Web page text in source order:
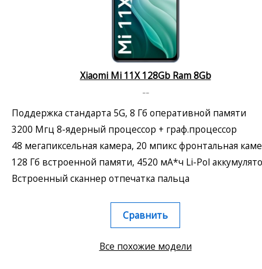
Xiaomi Mi 11X 128Gb Ram 8Gb
--
Поддержка стандарта 5G, 8 Гб оперативной памяти
3200 Мгц 8-ядерный процессор + граф.процессор
48 мегапиксельная камера, 20 мпикс фронтальная
128 Гб встроенной памяти, 4520 мА*ч Li-Pol
Встроенный сканнер отпечатка пальца
Сравнить
Все похожие модели